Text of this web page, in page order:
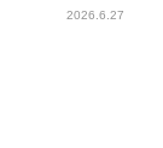
2026.6.27